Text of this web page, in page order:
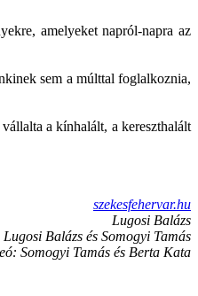
amelyeket napról-napra az
sem a múlttal foglalkoznia,
a kínhalált, a kereszthalált
szekesfehervar.hu
Lugosi Balázs
Balázs és Somogyi Tamás
Somogyi Tamás és Berta Kata